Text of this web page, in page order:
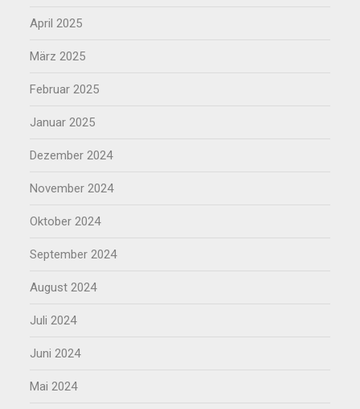
April 2025
März 2025
Februar 2025
Januar 2025
Dezember 2024
November 2024
Oktober 2024
September 2024
August 2024
Juli 2024
Juni 2024
Mai 2024